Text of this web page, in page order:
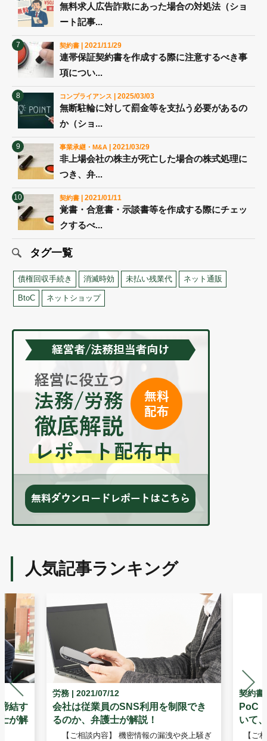
無料求人広告詐欺にあった場合の対処法（ショ
ート記事...
契約書 | 2021/11/29
連帯保証契約書を作成する際に注意するべき事
項につい...
コンプライアンス | 2025/03/03
無断駐輪に対して罰金等を支払う必要があるの
か（ショ...
事業承継・M&A | 2021/03/29
非上場会社の株主が死亡した場合の株式処理に
つき、弁...
契約書 | 2021/01/11
覚書・合意書・示談書等を作成する際にチェッ
クするべ...
タグ一覧
債権回収手続き 消滅時効 未払い残業代 ネット通販
BtoC ネットショップ
人気記事ランキング
結す
が解
労務| 2021/07/12
会社は従業員のSNS利用を制限でき
るのか、弁護士が解説！
【ご相談内容】 機密情報の漏洩や炎上騒ぎ
契約書
PoC
いて
【ご